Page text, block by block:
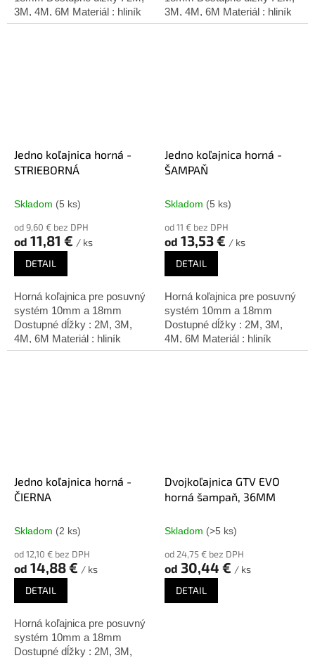
3M, 4M, 6M Materiál : hliník
Úprava: šampaň
3M, 4M, 6M Materiál : hliník
Úprava: čierna matná
Jedno koľajnica horná -
STRIEBORNÁ
Skladom (5 ks)
od 9,60 € bez DPH
od 11,81 € / ks
DETAIL
Horná koľajnica pre posuvný
systém 10mm a 18mm
Dostupné dĺžky : 2M, 3M,
4M, 6M Materiál : hliník
Úprava: strieborný elox
Jedno koľajnica horná -
ŠAMPAŇ
Skladom (5 ks)
od 11 € bez DPH
od 13,53 € / ks
DETAIL
Horná koľajnica pre posuvný
systém 10mm a 18mm
Dostupné dĺžky : 2M, 3M,
4M, 6M Materiál : hliník
Úprava: šampaň
Jedno koľajnica horná -
ČIERNA
Skladom (2 ks)
od 12,10 € bez DPH
od 14,88 € / ks
DETAIL
Horná koľajnica pre posuvný
systém 10mm a 18mm
Dostupné dĺžky : 2M, 3M,
Dvojkoľajnica GTV EVO
horná šampaň, 36MM
Skladom (>5 ks)
od 24,75 € bez DPH
od 30,44 € / ks
DETAIL